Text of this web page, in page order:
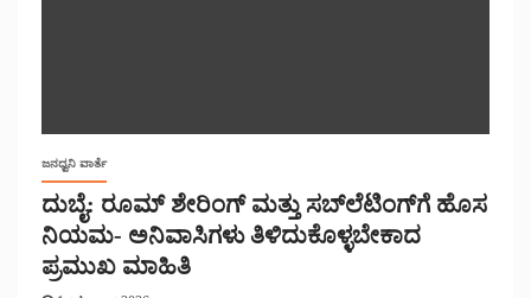
ಜನಧ್ವನಿ ವಾರ್ತೆ
ದುಬೈ: ರೂಮ್ ಶೇರಿಂಗ್ ಮತ್ತು ಸಬ್‌ಲೆಟಿಂಗ್‌ಗೆ ಹೊಸ
ನಿಯಮ- ಅನಿವಾಸಿಗಳು ತಿಳಿದುಕೊಳ್ಳಬೇಕಾದ
ಪ್ರಮುಖ ಮಾಹಿತಿ